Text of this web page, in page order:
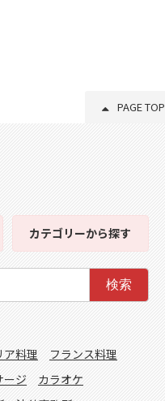
PAGE TOP
カテゴリーから探す
検索
ア料理
フランス料理
ージ
カラオケ